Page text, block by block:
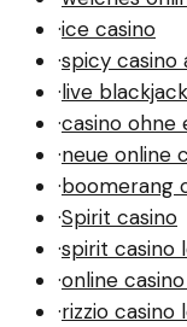
·ice casino
·spicy casino
·live
·casino ohne
·neue online
·boomerang
·Spirit casino
·spirit casino
·online
·rizzio casino